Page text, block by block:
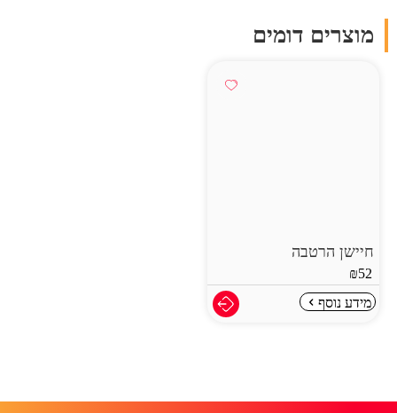
מוצרים דומים
חיישן הרטבה
₪52
מידע נוסף